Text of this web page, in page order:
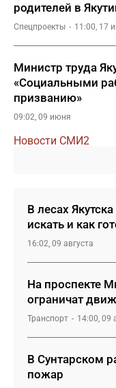
родителей в
Спецпроекты 11:00, 17
Министр труда
«Социальными
призванию»
09:02, 09 июня
Новости СМИ2
В лесах
искать и как
16:02, 09 августа
На проспекте
ограничат
Транспорт 14:00, 09
В Сунтарском
пожар